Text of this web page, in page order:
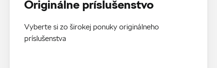
Originálne príslušenstvo
Vyberte si zo širokej ponuky originálneho
príslušenstva